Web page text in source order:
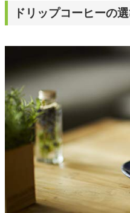
ドリップコーヒーの